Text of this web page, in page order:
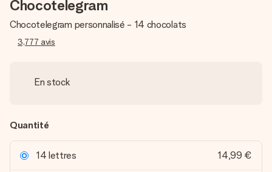
Chocotelegram
Chocotelegram personnalisé - 14 chocolats
3,777 avis
En stock
Quantité
14 lettres 14,99 €